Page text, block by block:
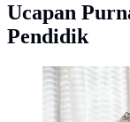
Ucapan
Pendidik